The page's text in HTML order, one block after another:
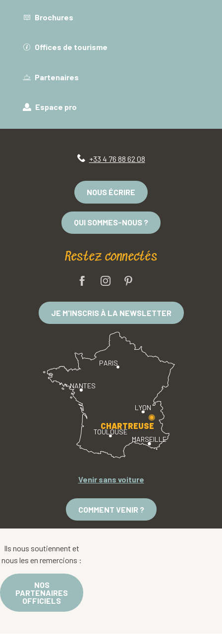
Brochures
Offices de tourisme
Partenaires
Espace pro
+33 4 76 88 62 08
NOUS ÉCRIRE
QUI SOMMES-NOUS ?
Restez connectés
JE M'INSCRIS À LA NEWSLETTER
PARIS
LYON
TOULOUSE
MARSEILLE
NANTES
CHARTREUSE
Venir sans voiture
COMMENT VENIR ?
Ils nous soutiennent et
nous les en remercions :
NOS
PARTENAIRES
OFFICIELS